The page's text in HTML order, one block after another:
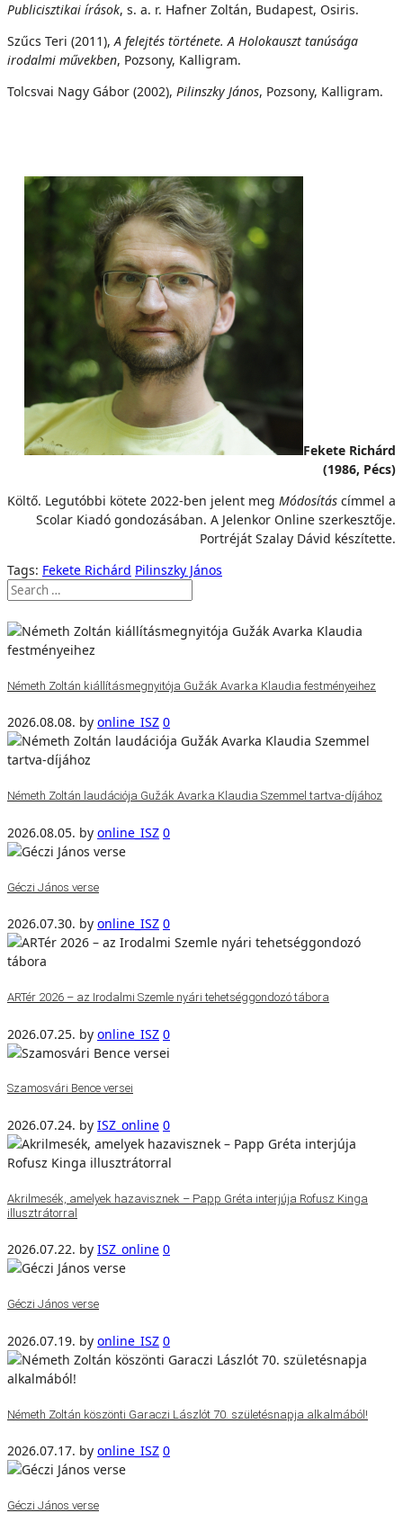
Publicisztikai írások, s. a. r. Hafner Zoltán, Budapest, Osiris.
Szűcs Teri (2011),A felejtés története. A Holokauszt tanúsága
irodalmi művekben, Pozsony, Kalligram.
Tolcsvai Nagy Gábor (2002), Pilinszky János, Pozsony, Kalligram.
Fekete Richárd
(1986, Pécs)
Költő. Legutóbbi kötete 2022-ben jelent meg Módosítás címmel a
Scolar Kiadó gondozásában. A Jelenkor Online szerkesztője.
Portréját Szalay Dávid készítette.
Tags: Fekete Richárd Pilinszky János
Németh Zoltán kiállításmegnyitója Gužák Avarka Klaudia festményeihez
2026.08.08. by online_ISZ 0
Németh Zoltán laudációja Gužák Avarka Klaudia Szemmel tartva-díjához
2026.08.05. by online_ISZ 0
Géczi János verse
2026.07.30. by online_ISZ 0
ARTér 2026 – az Irodalmi Szemle nyári tehetséggondozó tábora
2026.07.25. by online_ISZ 0
Szamosvári Bence versei
2026.07.24. by ISZ_online 0
Akrilmesék, amelyek hazavisznek – Papp Gréta interjúja Rofusz Kinga
illusztrátorral
2026.07.22. by ISZ_online 0
Géczi János verse
2026.07.19. by online_ISZ 0
Németh Zoltán köszönti Garaczi Lászlót 70. születésnapja alkalmából!
2026.07.17. by online_ISZ 0
Géczi János verse